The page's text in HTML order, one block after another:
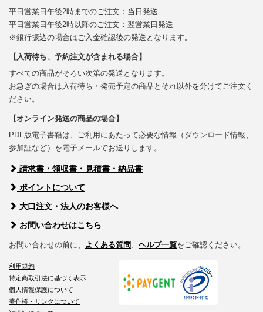
平日営業日午後2時までのご注文：当日発送
平日営業日午後2時以降のご注文：翌営業日発送
※銀行振込の場合はご入金確認後の発送となります。
【入荷待ち、予約注文が含まれる場合】
すべての商品がそろい次第の発送となります。
お急ぎの場合は入荷待ち・発売予定の商品とそれ以外を分けてご注文く
ださい。
【オンライン発送の商品の場合】
PDF版電子書籍は、ご利用にあたって必要な情報（ダウンロード情報、
参加証など）を電子メールでお送りします。
請求書・領収書・見積書・納品書
ポイントについて
大口注文・法人のお客様へ
お問い合わせはこちら
お問い合わせの前に、 よくある質問 ヘルプ一覧をご確認ください。
利用規約
特定商取引法に基づく表示
個人情報保護について
著作権・リンクについて